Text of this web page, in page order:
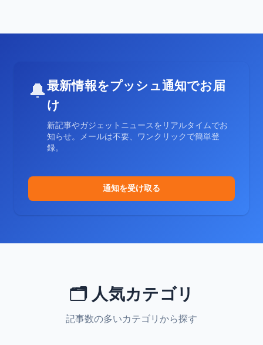
🔔最新情報をプッシュ通知でお届
け
新記事やガジェットニュースをリアルタイムでお
知らせ。メールは不要、ワンクリックで簡単登
録。
通知を受け取る
🗂️ 人気カテゴリ
記事数の多いカテゴリから探す